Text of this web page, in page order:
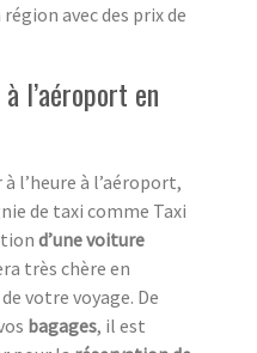
avec des prix de
l’aéroport en
l’heure à l’aéroport,
de taxi comme Taxi
d’une voiture
très chère en
votre voyage. De
bagages, il est